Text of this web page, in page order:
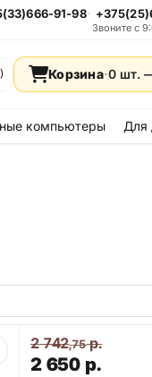
91-98
Звоните с
Корзина·0 шт.
компьютеры Для
2 650 р.
2 742,75р.